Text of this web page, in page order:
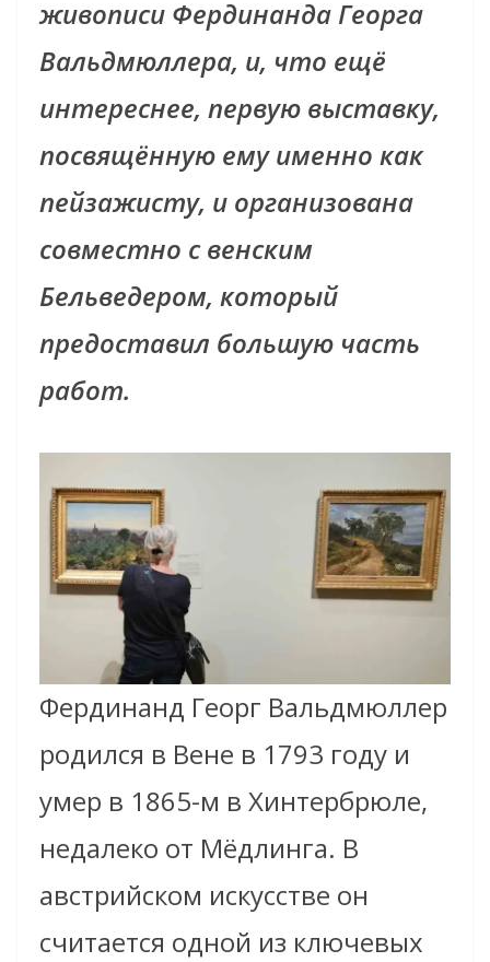
живописи Фердинанда Георга
Вальдмюллера, и, что ещё
интереснее, первую выставку,
посвящённую ему именно как
пейзажисту, и организована
совместно с венским
Бельведером, который
предоставил большую часть
работ.
Фердинанд Георг Вальдмюллер
родился в Вене в 1793 году и
умер в 1865-м в Хинтербрюле,
недалеко от Мёдлинга. В
австрийском искусстве он
считается одной из ключевых